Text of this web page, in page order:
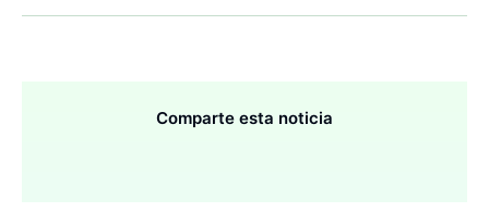
Comparte esta noticia